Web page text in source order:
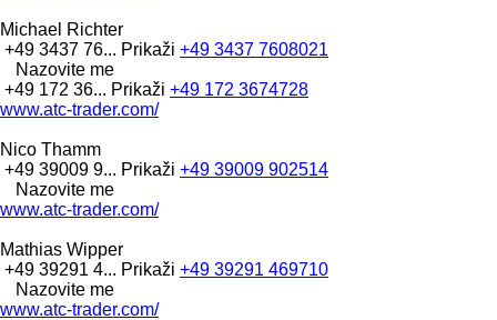
Michael Richter
+49 3437 76... Prikaži +49 3437 7608021
Nazovite me
+49 172 36... Prikaži +49 172 3674728
www.atc-trader.com/
Nico Thamm
+49 39009 9... Prikaži +49 39009 902514
Nazovite me
www.atc-trader.com/
Mathias Wipper
+49 39291 4... Prikaži +49 39291 469710
Nazovite me
www.atc-trader.com/